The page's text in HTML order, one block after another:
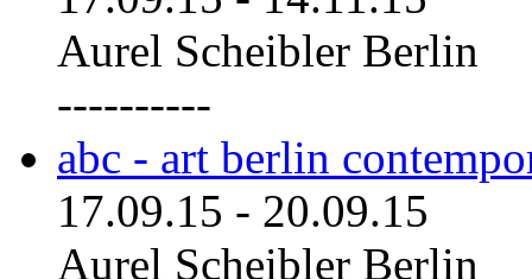
Aurel Scheibler Berlin
----------
abc - art berlin
17.09.15 - 20.09.15
Aurel Scheibler Berlin